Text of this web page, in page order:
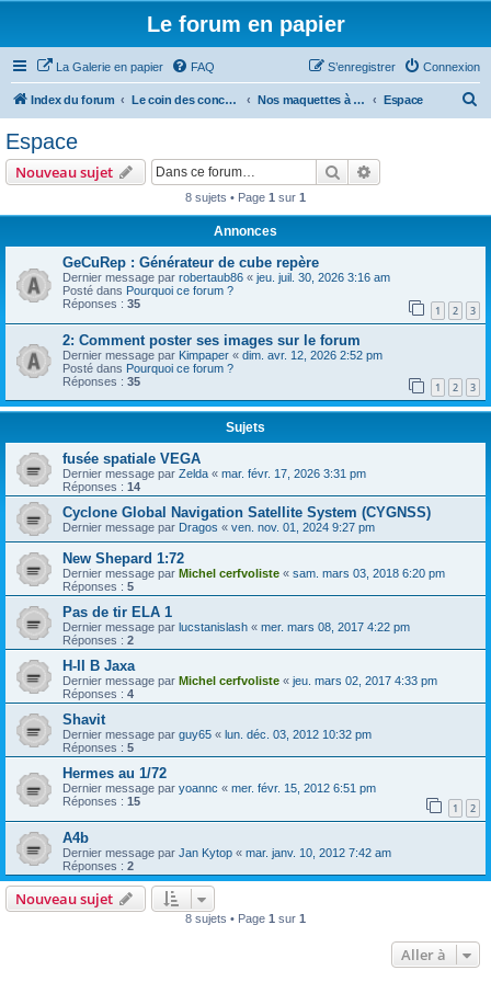
Le forum en papier
La Galerie en papier FAQ Connexion
S’enregistrer
Index du forum Le coin des concepteurs Nos maquettes à télécharger Espace
Espace
Nouveau sujet Rechercher
8 sujets • Page 1 sur 1
Annonces
GeCuRep : Générateur de cube repère
Dernier message par robertaub86 « jeu. juil. 30, 2026 3:16 am
Posté dans Pourquoi ce forum ?
Réponses : 35 1 2 3
2: Comment poster ses images sur le forum
Dernier message par Kimpaper « dim. avr. 12, 2026 2:52 pm
Posté dans Pourquoi ce forum ?
Réponses : 35 1 2 3
Sujets
fusée spatiale VEGA
Dernier message par Zelda « mar. févr. 17, 2026 3:31 pm
Réponses : 14
Cyclone Global Navigation Satellite System (CYGNSS)
Dernier message par Dragos « ven. nov. 01, 2024 9:27 pm
New Shepard 1:72
Dernier message par Michel cerfvoliste « sam. mars 03, 2018 6:20 pm
Réponses : 5
Pas de tir ELA 1
Dernier message par lucstanislash « mer. mars 08, 2017 4:22 pm
Réponses : 2
H-II B Jaxa
Dernier message par Michel cerfvoliste « jeu. mars 02, 2017 4:33 pm
Réponses : 4
Shavit
Dernier message par guy65 « lun. déc. 03, 2012 10:32 pm
Réponses : 5
Hermes au 1/72
Dernier message par yoannc « mer. févr. 15, 2012 6:51 pm
Réponses : 15 1 2
A4b
Dernier message par Jan Kytop « mar. janv. 10, 2012 7:42 am
Réponses : 2
Nouveau sujet
8 sujets • Page 1 sur 1
Aller à